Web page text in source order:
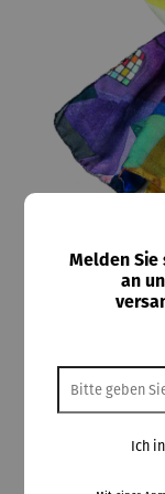
Melden
an
Ich